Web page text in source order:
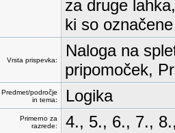
za druge
ki so
Vrsta prispevka:
Naloga na
pripomoček,
Predmet/področje
in tema:
Logika
Primerno za
razrede:
4., 5., 6., 7.,